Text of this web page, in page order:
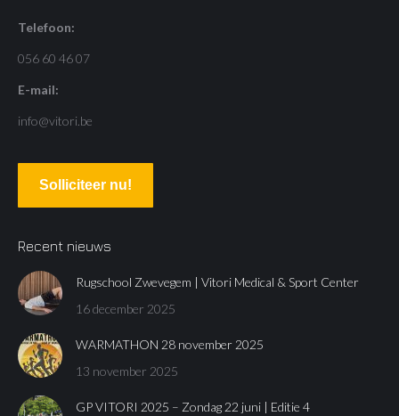
Telefoon:
056 60 46 07
E-mail:
info@vitori.be
Solliciteer nu!
Recent nieuws
Rugschool Zwevegem | Vitori Medical & Sport Center
16 december 2025
WARMATHON 28 november 2025
13 november 2025
GP VITORI 2025 – Zondag 22 juni | Editie 4